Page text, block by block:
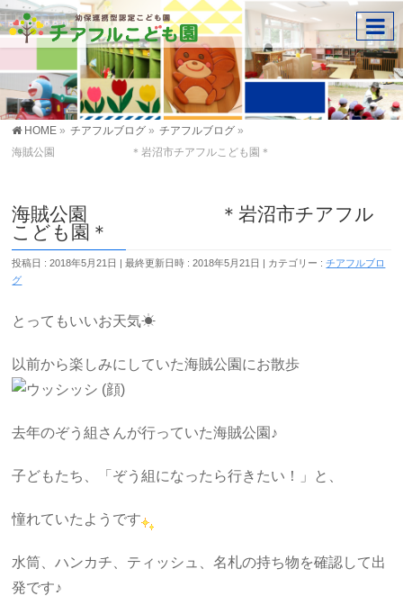
HOME » チアフルブログ » チアフルブログ »
海賊公園 ＊岩沼市チアフルこども園＊
海賊公園 ＊岩沼市チアフル
こども園＊
投稿日 : 2018年5月21日 最終更新日時 : 2018年5月21日 カテゴリー :チアフルブロ
グ
とってもいいお天気☀
以前から楽しみにしていた海賊公園にお散歩
去年のぞう組さんが行っていた海賊公園♪
子どもたち、「ぞう組になったら行きたい！」と、
憧れていたようです
水筒、ハンカチ、ティッシュ、名札の持ち物を確認して出
発です♪